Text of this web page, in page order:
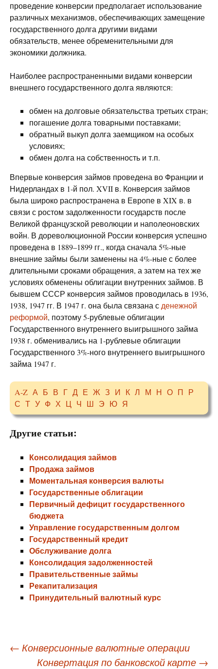
проведение конверсии предполагает использование
различных механизмов, обеспечивающих замещение
государственного долга другими видами
обязательств, менее обременительными для
экономики должника.
Наиболее распространенными видами конверсии
внешнего государственного долга являются:
обмен на долговые обязательства третьих стран;
погашение долга товарными поставками;
обратный выкуп долга заемщиком на особых
условиях;
обмен долга на собственность и т.п.
Впервые конверсия займов проведена во Франции и
Нидерландах в 1-й пол. XVII в. Конверсия займов
была широко распространена в Европе в XIX в. в
связи с ростом задолженности государств после
Великой французской революции и наполеоновских
войн. В дореволюционной России конверсия успешно
проведена в 1889–1899 гг., когда сначала 5%-ные
внешние займы были заменены на 4%-ные с более
длительными сроками обращения, а затем на тех же
условиях обменены облигации внутренних займов. В
бывшем СССР конверсия займов проводилась в 1936,
1938, 1947 гг. В 1947 г. она была связана с денежной
реформой, поэтому 5-рублевые облигации
Государственного внутреннего выигрышного займа
1938 г. обменивались на 1-рублевые облигации
Государственного 3%-ного внутреннего выигрышного
займа 1947 г.
A-Z А Б В Г Д Е Ж З И К Л М Н О П Р
С Т У Ф Х Ц Ч Ш Э Ю Я
Другие статьи:
Консолидация займов
Продажа займов
Моментальная конверсия валюты
Государственные облигации
Первичный дефицит государственного
бюджета
Управление государственным долгом
Государственный кредит
Обслуживание долга
Консолидация задолженностей
Правительственные займы
Рекапитализация
Принудительный валютный курс
Навигация
← Конверсионные валютные операции
Конвертация по банковской карте →